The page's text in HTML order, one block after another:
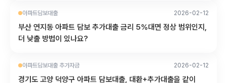
아파트담보대출 2026-02-12
부산 연지동 아파트 담보 추가대출 금리 5%대면 정상 범위인지,
더 낮출 방법이 있나요?
아파트담보대출 추가자금 2026-02-12
경기도 고양 덕양구 아파트 담보대출, 대환+추가대출을 같이